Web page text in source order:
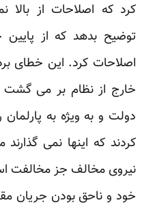
کرد که اصلاحات از بالا
توضیح بدهد که از
اصلاحات کرد. این خطای
خارج از نظام بر می گشت
دولت و به ویژه به پارلمان
کردند که اینها نمی گذارند
نیروی مخالف جز مخالفت
خود و ناحق بودن جریان